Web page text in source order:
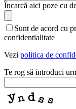
Încarcă aici poze cu
Sunt de acord cu
confidentialitate
Vezi politica de
Te rog să introduci